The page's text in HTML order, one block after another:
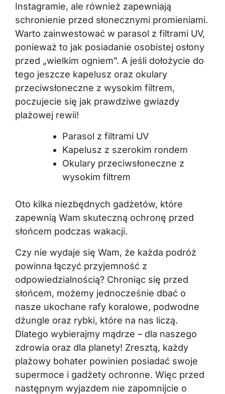
Instagramie, ale również zapewniają
schronienie przed słonecznymi promieniami.
Warto zainwestować w parasol z filtrami UV,
ponieważ to jak posiadanie osobistej osłony
przed „wielkim ogniem”. A jeśli dołożycie do
tego jeszcze kapelusz oraz okulary
przeciwsłoneczne z wysokim filtrem,
poczujecie się jak prawdziwe gwiazdy
plażowej rewii!
Parasol z filtrami UV
Kapelusz z szerokim rondem
Okulary przeciwsłoneczne z
wysokim filtrem
Oto kilka niezbędnych gadżetów, które
zapewnią Wam skuteczną ochronę przed
słońcem podczas wakacji.
Czy nie wydaje się Wam, że każda podróż
powinna łączyć przyjemność z
odpowiedzialnością? Chroniąc się przed
słońcem, możemy jednocześnie dbać o
nasze ukochane rafy koralowe, podwodne
dżungle oraz rybki, które na nas liczą.
Dlatego wybierajmy mądrze – dla naszego
zdrowia oraz dla planety! Zresztą, każdy
plażowy bohater powinien posiadać swoje
supermoce i gadżety ochronne. Więc przed
następnym wyjazdem nie zapomnijcie o